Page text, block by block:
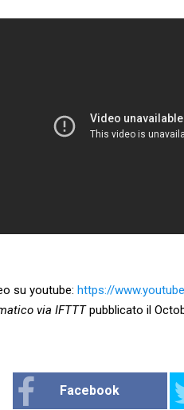
su youtube: https://
via IFTTTpubblicato il
Facebook